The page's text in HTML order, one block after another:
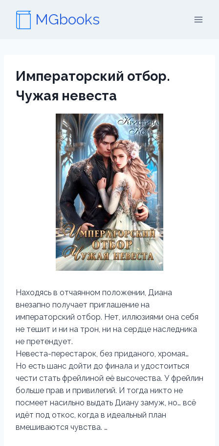
содержимому
MGbooks
Императорский отбор.
Чужая невеста
Находясь в отчаянном положении, Диана
внезапно получает приглашение на
императорский отбор. Нет, иллюзиями она себя
не тешит и ни на трон, ни на сердце наследника
не претендует.
Невеста-перестарок, без приданого, хромая…
Но есть шанс дойти до финала и удостоиться
чести стать фрейлиной её высочества. У фрейлин
больше прав и привилегий. И тогда никто не
посмеет насильно выдать Диану замуж, но… всё
идёт под откос, когда в идеальный план
вмешиваются чувства. …